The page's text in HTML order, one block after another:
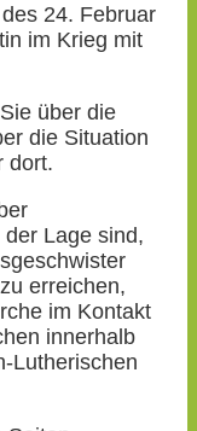
24. Februar
im Krieg mit
über die
die Situation
dort.
Lage sind,
erreichen,
im Kontakt
innerhalb
Lutherischen